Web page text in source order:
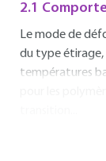
2.1
Le mode de
du type étirage,
températures